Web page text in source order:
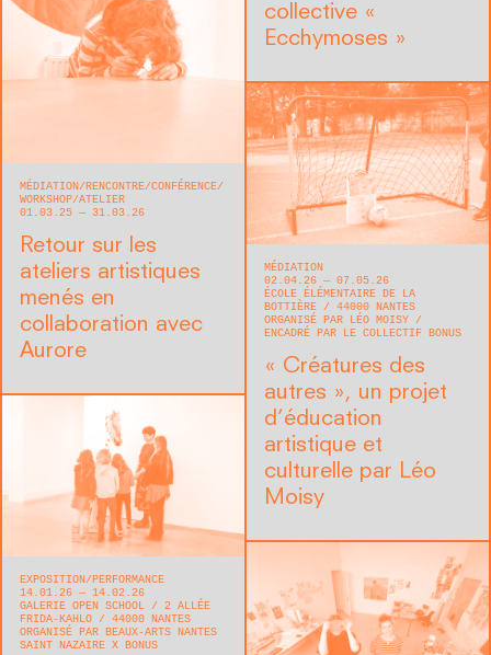
collective «
Ecchymoses »
MÉDIATION RENCONTRE/CONFÉRENCE
WORKSHOP/ATELIER
01.03.25 — 31.03.26
Retour sur les
ateliers artistiques
menés en
collaboration avec
Aurore
MÉDIATION
02.04.26 — 07.05.26
ÉCOLE ÉLÉMENTAIRE DE LA
BOTTIÈRE
44000 NANTES
ORGANISÉ PAR LÉO MOISY
ENCADRÉ PAR LE COLLECTIF BONUS
« Créatures des
autres », un projet
d’éducation
artistique et
culturelle par Léo
Moisy
EXPOSITION PERFORMANCE
14.01.26 — 14.02.26
GALERIE OPEN SCHOOL
2 ALLÉE
FRIDA-KAHLO
44000 NANTES
ORGANISÉ PAR BEAUX-ARTS NANTES
SAINT NAZAIRE X BONUS